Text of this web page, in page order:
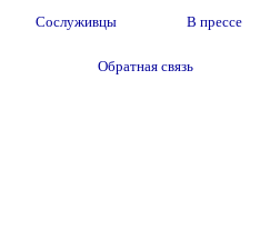
Сослуживцы В прессе
Обратная связь